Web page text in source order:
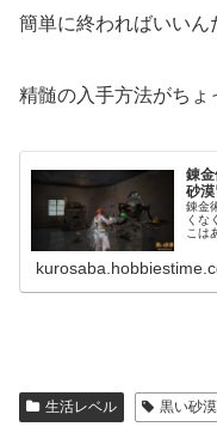
簡単に終わればいいん
精髄の入手方法がちょ
錬
砂漠
錬金
くな
こは
生活レベル 黒い砂漠